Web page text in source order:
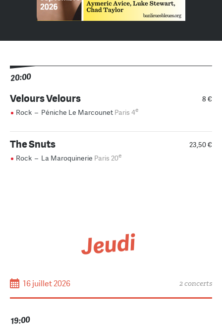
20:00
8 €
Velours Velours
Rock – Péniche Le Marcounet Paris 4e
23,50 €
The Snuts
Rock – La Maroquinerie Paris 20e
Jeudi
16 juillet 2026 2 concerts
19:00